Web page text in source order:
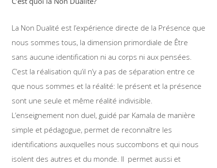
La Non Dualité est l’expérience directe de la Présence que
nous sommes tous, la dimension primordiale de Être
sans aucune identification ni au corps ni aux pensées.
C’est la réalisation qu’il n’y a pas de séparation entre ce
que nous sommes et la réalité: le présent et la présence
sont une seule et même réalité indivisible.
L’enseignement non duel, guidé par Kamala de manière
simple et pédagogue, permet de reconnaître les
identifications auxquelles nous succombons et qui nous
isolent des autres et du monde. Il permet aussi et